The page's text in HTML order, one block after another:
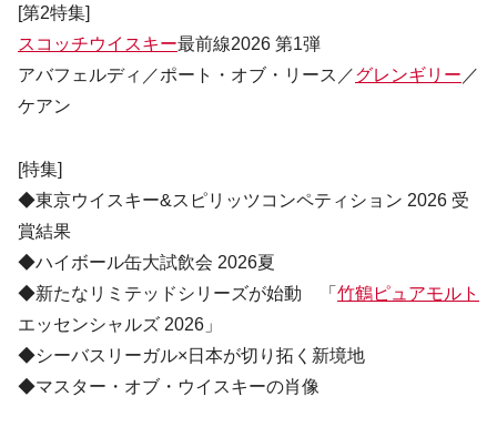
[第2特集]
スコッチウイスキー最前線2026 第1弾
アバフェルディ／ポート・オブ・リース／グレンギリー ／
ケアン
[特集]
◆東京ウイスキー&スピリッツコンペティション 2026 受
賞結果
◆ハイボール缶大試飲会 2026夏
◆新たなリミテッドシリーズが始動 「 竹鶴ピュアモルト
エッセンシャルズ 2026」
◆シーバスリーガル×日本が切り拓く新境地
◆マスター・オブ・ウイスキーの肖像